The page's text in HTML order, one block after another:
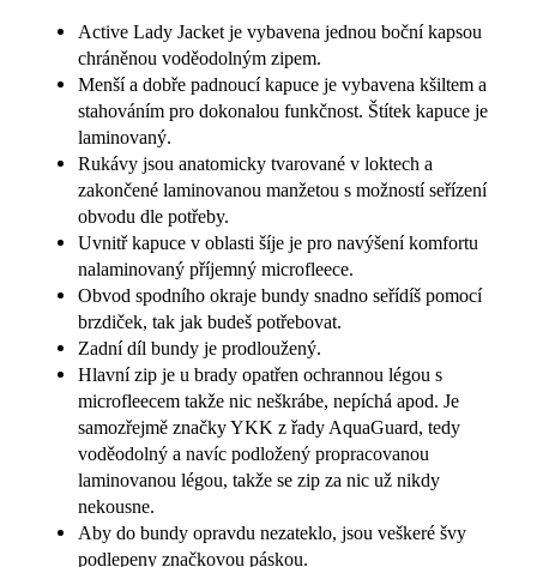
Active Lady Jacket je vybavena jednou boční kapsou
chráněnou voděodolným zipem.
Menší a dobře padnoucí kapuce je vybavena kšiltem a
stahováním pro dokonalou funkčnost. Štítek kapuce je
laminovaný.
Rukávy jsou anatomicky tvarované v loktech a
zakončené laminovanou manžetou s možností seřízení
obvodu dle potřeby.
Uvnitř kapuce v oblasti šíje je pro navýšení komfortu
nalaminovaný příjemný microfleece.
Obvod spodního okraje bundy snadno seřídíš pomocí
brzdiček, tak jak budeš potřebovat.
Zadní díl bundy je prodloužený.
Hlavní zip je u brady opatřen ochrannou légou s
microfleecem takže nic neškrábe, nepíchá apod. Je
samozřejmě značky YKK z řady AquaGuard, tedy
voděodolný a navíc podložený propracovanou
laminovanou légou, takže se zip za nic už nikdy
nekousne.
Aby do bundy opravdu nezateklo, jsou veškeré švy
podlepeny značkovou páskou.